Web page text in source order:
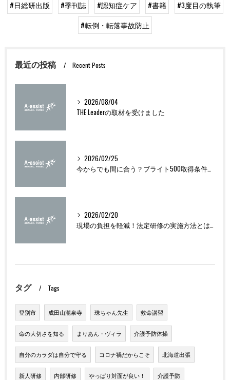
#日総研出版 #季刊誌 #認知症ケア #書籍
#3度目の執筆
#転倒・転落事故防止
最近の投稿 Recent Posts
2026/08/04
THE Leaderの取材を受けました
2026/02/25
今からでも間に合う？ブライト500取得条件をわかりやすく解説
2026/02/20
タグ Tags
登別市 成田山瀧泉寺 珠ちゃん先生 救命講習
命の大切さを知る まりあん・ヴィラ 介護予防体操
自分のカラダは自分で守る コロナ禍だからこそ 北海道出張
新人研修 内部研修 やっぱり対面が良い！ 介護予防